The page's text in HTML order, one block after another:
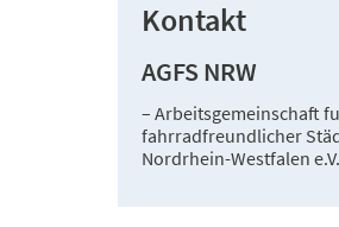
Kontakt
AGFS NRW
– Arbeitsgemeinschaft
fahrradfreundlicher
Nordrhein-Westfalen e.V.